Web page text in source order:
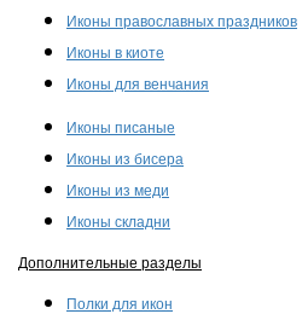
Иконы православных праздников
Иконы в киоте
Иконы для венчания
Иконы писаные
Иконы из бисера
Иконы из меди
Иконы складни
Дополнительные разделы
Полки для икон